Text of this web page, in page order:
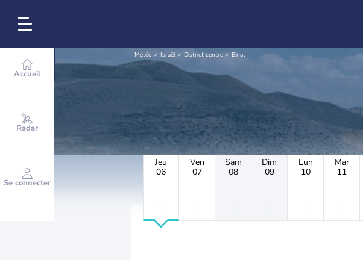
Accueil
Radar
Se connecter
Météo Israël District centre Einat
Jeu
06
-
-
Ven
07
-
-
Sam
08
-
-
Dim
09
-
-
Lun
10
-
-
Mar
11
-
-